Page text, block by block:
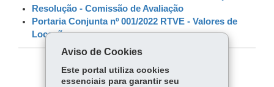
Resolução - Comissão de Avaliação
Portaria Conjunta nº 001/2022 RTVE - Valores de
Locações
COMPARTILHE:
Aviso de Cookies
Este portal utiliza cookies
essenciais para garantir seu